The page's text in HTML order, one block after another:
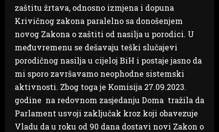
zaštitu žrtava, odnosno izmjena i dopuna
Krivičnog zakona paralelno sa donošenjem
novog Zakona o zaštiti od nasilja u porodici. U
međuvremenu se dešavaju teški slučajevi
porodičnog nasilja u cijeloj BiH i postaje jasno da
mi sporo završavamo neophodne sistemski
aktivnosti. Zbog toga je Komisija 27.09.2023.
godine na redovnom zasjedanju Doma tražila da
Parlament usvoji zaključak kroz koji obavezuje
Vladu da u roku od 90 dana dostavi novi Zakon o